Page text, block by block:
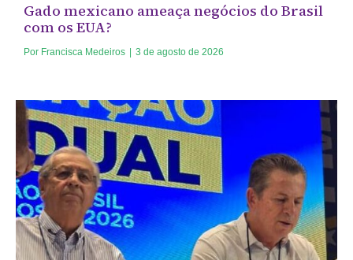
Gado mexicano ameaça negócios do Brasil
com os EUA?
Por Francisca Medeiros 3 de agosto de 2026